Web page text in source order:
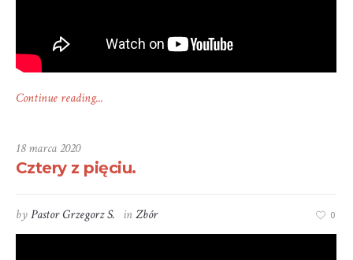
Continue reading...
18 marca 2020
Cztery z pięciu.
byPastor Grzegorz S. inZbór 0